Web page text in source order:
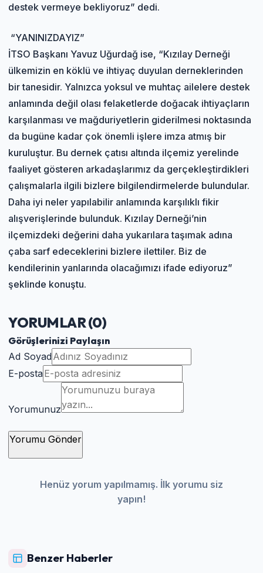
destek vermeye bekliyoruz” dedi.
“YANINIZDAYIZ”
İTSO Başkanı Yavuz Uğurdağ ise, “Kızılay Derneği
ülkemizin en köklü ve ihtiyaç duyulan derneklerinden
bir tanesidir. Yalnızca yoksul ve muhtaç ailelere destek
anlamında değil olası felaketlerde doğacak ihtiyaçların
karşılanması ve mağduriyetlerin giderilmesi noktasında
da bugüne kadar çok önemli işlere imza atmış bir
kuruluştur. Bu dernek çatısı altında ilçemiz yerelinde
faaliyet gösteren arkadaşlarımız da gerçekleştirdikleri
çalışmalarla ilgili bizlere bilgilendirmelerde bulundular.
Daha iyi neler yapılabilir anlamında karşılıklı fikir
alışverişlerinde bulunduk. Kızılay Derneği’nin
ilçemizdeki değerini daha yukarılara taşımak adına
çaba sarf edeceklerini bizlere ilettiler. Biz de
kendilerinin yanlarında olacağımızı ifade ediyoruz”
şeklinde konuştu.
YORUMLAR (0)
Görüşlerinizi Paylaşın
Ad Soyad
E-posta
Yorumunuz
Yorumu Gönder
Henüz yorum yapılmamış. İlk yorumu siz
yapın!
Benzer Haberler